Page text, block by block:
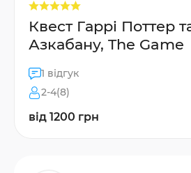
Квест Гаррі Поттер
Азкабану, The Game
1 відгук
2-4(8)
від 1200 грн